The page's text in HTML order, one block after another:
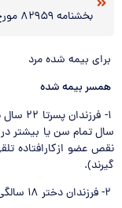
برای بیمه شده مرد
همسر بیمه شده
سال تمام سن یا بیشتر
نقص عضو ازکارافتاده
گیرند).